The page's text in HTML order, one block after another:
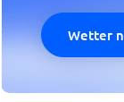
Wetter